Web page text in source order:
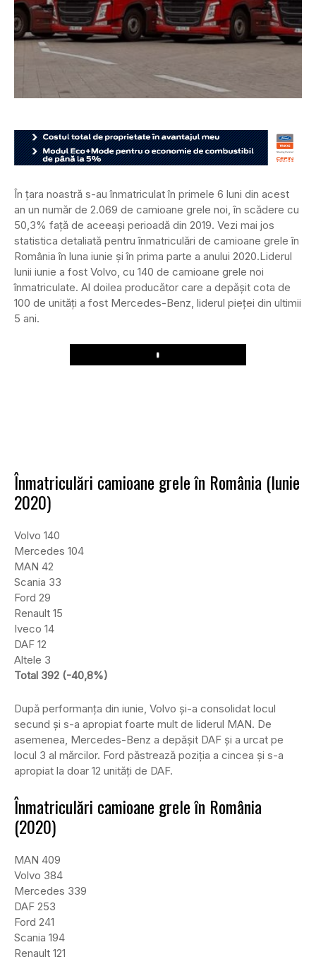
În țara noastră s-au înmatriculat în primele 6 luni din acest
an un număr de 2.069 de camioane grele noi, în scădere cu
50,3% față de aceeași perioadă din 2019. Vezi mai jos
statistica detaliată pentru înmatriculări de camioane grele în
România în luna iunie și în prima parte a anului 2020.Liderul
lunii iunie a fost Volvo, cu 140 de camioane grele noi
înmatriculate. Al doilea producător care a depășit cota de
100 de unități a fost Mercedes-Benz, liderul pieței din ultimii
5 ani.
Play
Înmatriculări camioane grele în România (Iunie
2020)
Volvo 140
Mercedes 104
MAN 42
Scania 33
Ford 29
Renault 15
Iveco 14
DAF 12
Altele 3
Total 392 (-40,8%)
După performanța din iunie, Volvo și-a consolidat locul
secund și s-a apropiat foarte mult de liderul MAN. De
asemenea, Mercedes-Benz a depășit DAF și a urcat pe
locul 3 al mărcilor. Ford păstrează poziția a cincea și s-a
apropiat la doar 12 unități de DAF.
Înmatriculări camioane grele în România
(2020)
MAN 409
Volvo 384
Mercedes 339
DAF 253
Ford 241
Scania 194
Renault 121